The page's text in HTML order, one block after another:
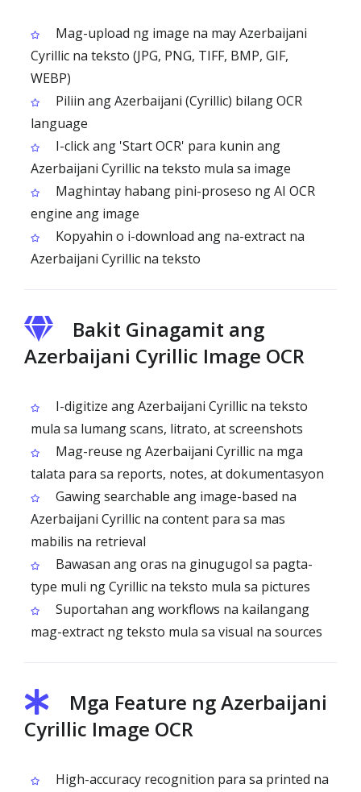
Mag-upload ng image na may Azerbaijani
Cyrillic na teksto (JPG, PNG, TIFF, BMP, GIF,
WEBP)
Piliin ang Azerbaijani (Cyrillic) bilang OCR
language
I-click ang 'Start OCR' para kunin ang
Azerbaijani Cyrillic na teksto mula sa image
Maghintay habang pini-proseso ng AI OCR
engine ang image
Kopyahin o i-download ang na-extract na
Azerbaijani Cyrillic na teksto
Bakit Ginagamit ang
Azerbaijani Cyrillic Image OCR
I-digitize ang Azerbaijani Cyrillic na teksto
mula sa lumang scans, litrato, at screenshots
Mag-reuse ng Azerbaijani Cyrillic na mga
talata para sa reports, notes, at dokumentasyon
Gawing searchable ang image-based na
Azerbaijani Cyrillic na content para sa mas
mabilis na retrieval
Bawasan ang oras na ginugugol sa pagta-
type muli ng Cyrillic na teksto mula sa pictures
Suportahan ang workflows na kailangang
mag-extract ng teksto mula sa visual na sources
Mga Feature ng Azerbaijani
Cyrillic Image OCR
High-accuracy recognition para sa printed na